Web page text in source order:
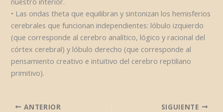
• Las ondas theta que equilibran y sintonizan los hemisferios
cerebrales que funcionan independientes: lóbulo izquierdo
(que corresponde al cerebro analítico, lógico y racional del
córtex cerebral) y lóbulo derecho (que corresponde al
pensamiento creativo e intuitivo del cerebro reptiliano
primitivo).
ANTERIOR SIGUIENTE